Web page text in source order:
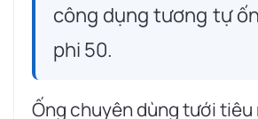
công dụng tương tự
phi 50.
Ống chuyên dùng tưới tiêu